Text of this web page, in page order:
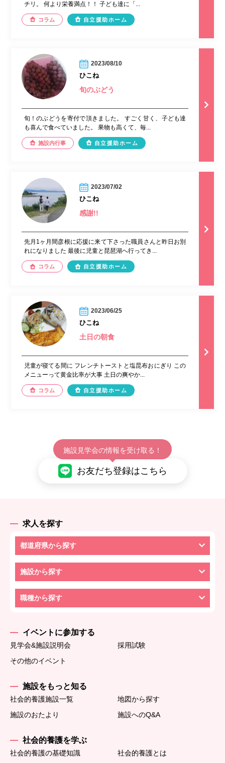
チリ。 何より栄養満点！！ 子ども達に「...
コラム 自立援助ホーム
2023/08/10
ひこね
旬のぶどう
旬！のぶどうを寄付で頂きました。 すごく甘く、子ども達
も喜んで食べていました。 果物も高くて、毎...
施設内行事 自立援助ホーム
2023/07/02
ひこね
感謝!!
先月1ヶ月間彦根に応援に来て下さった職員さんと昨日お別
れになりました 最後に児童と琵琶湖へ行ってき...
コラム 自立援助ホーム
2023/06/25
ひこね
土日の朝食
児童が寝てる間に フレンチトーストと塩昆布おにぎり この
メニューって黄金比率が大事 土日の爽やか...
コラム 自立援助ホーム
施設見学会の情報を受け取る！
お友だち登録はこちら
求人を探す
都道府県から探す
施設から探す
職種から探す
イベントに参加する
見学会&施設説明会
採用試験
その他のイベント
施設をもっと知る
社会的養護施設一覧
地図から探す
施設のおたより
施設へのQ&A
社会的養護を学ぶ
社会的養護の基礎知識
社会的養護とは